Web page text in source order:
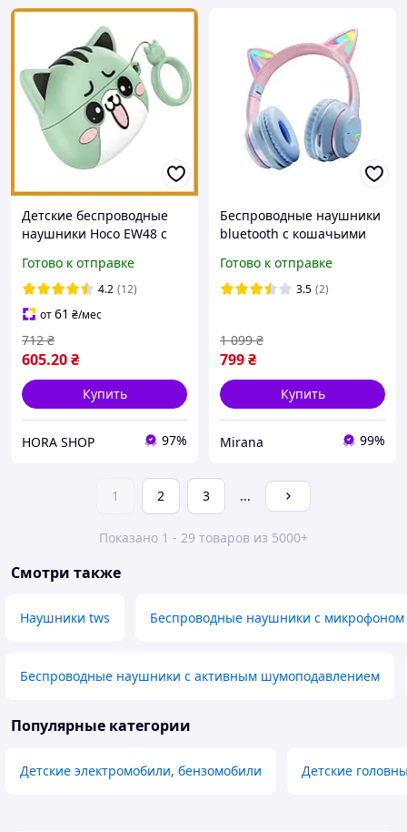
Детские беспроводные
наушники Hoco EW48 с
5.3, защитный чехол,
мятный цвет кейса
Готово к отправке
4.2 (12)
от61 ₴/мес
605.20₴
712 ₴
Купить
HORA SHOP 97%
Беспроводные наушники
bluetooth с кошачьими
CATEAR JST-BT035
Готово к отправке
3.5 (2)
799₴
1 099 ₴
Купить
Mirana 99%
1 2 3 ...
Показано 1 - 29 товаров из 5000+
Смотри также
Наушники tws Беспроводные наушники с микрофоном
Беспроводные наушники с активным шумоподавлением
Популярные категории
Детские электромобили, бензомобили Детские